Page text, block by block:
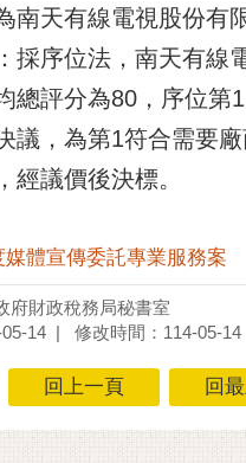
南天有線電視股份有
採序位法，南天有線
總評分為80，序位第
議，為第1符合需要廠
經議價後決標。
媒體宣傳委託專業服務案
府財政稅務局秘書室
14
修改時間：114-05-14
回上一頁 回